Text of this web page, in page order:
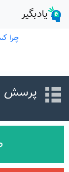
پرسش